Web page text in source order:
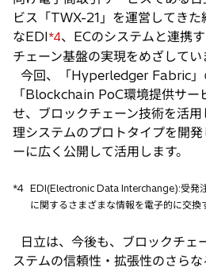
ビス「TWX-21」を運営してき
なEDI*4、ECのシステムと連携
チェーン基盤の実現をめざしてい
今回、「Hyperledger Fabric」
「Blockchain PoC環境提供サー
せ、ブロックチェーン技術を活
理システムのプロトタイプを開
ーに広く公開して活用します。
*4 EDI(Electronic Data Interchange):受発
に関するさまざまな情報を電子的に交換
日立は、今後も、ブロックチェ
ステムの信頼性・拡張性のさら